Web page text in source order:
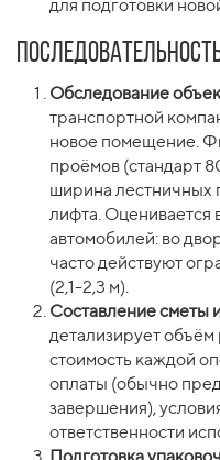
для подготовки
Обследование
транспортной
новое помещение.
проёмов (стандарт
ширина лестничных
лифта. Оценивается
автомобилей: во
часто действуют
(2,1-2,3 м).
Составление сметы
детализирует
стоимость каждой
оплаты (обычно
завершения),
ответственности